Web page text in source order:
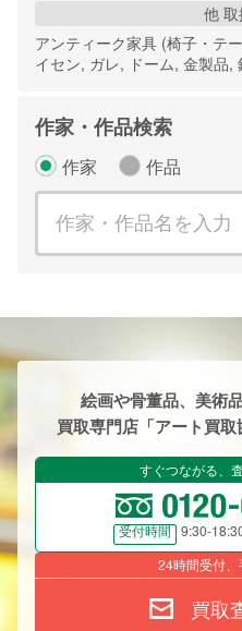
他
アンティーク家具 (椅子・テ
イセン, ガレ, ドーム, 金製品,
作家・作品検索
作家 作品
絵画や骨董品、美術
買取専門店「アート買
すぐつながる、
受付時間
9:30-
24時間受付
買取